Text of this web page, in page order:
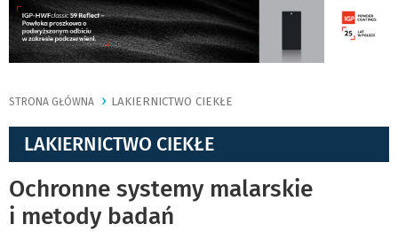
STRONA GŁÓWNA LAKIERNICTWO CIEKŁE
LAKIERNICTWO CIEKŁE
Ochronne systemy malarskie
i metody badań